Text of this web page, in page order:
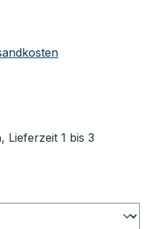
von 5 von 5 Sternen
Lieferzeit 1 bis 3